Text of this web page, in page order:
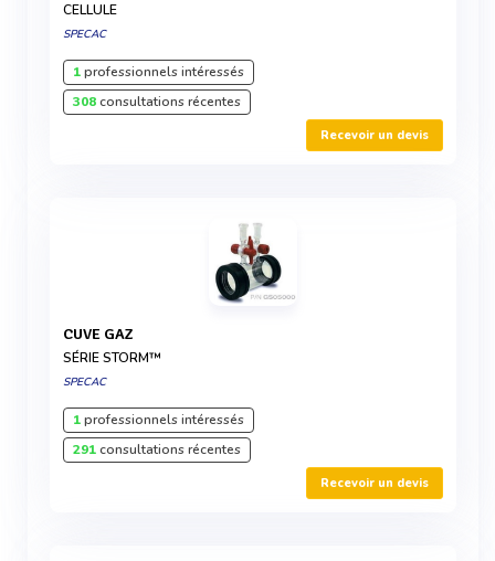
CELLULE
SPECAC
1professionnels intéressés
308consultations récentes
Recevoir un devis
CUVE GAZ
SÉRIE STORM™
SPECAC
1professionnels intéressés
291consultations récentes
Recevoir un devis